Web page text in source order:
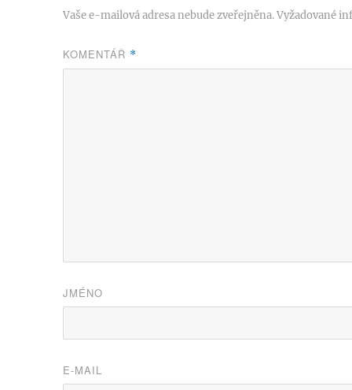
Vaše e-mailová adresa nebude zveřejněna.Vyžadované
KOMENTÁŘ *
JMÉNO
E-MAIL